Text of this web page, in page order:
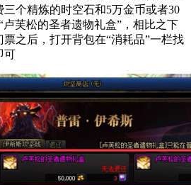
个精炼的时空石和5万金币或者30
芙松的圣者遗物礼盒”，相比之下
之后，打开背包在“消耗品”一栏找
可